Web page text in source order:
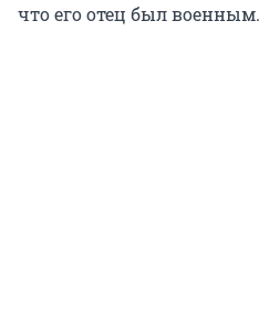
что его отец был военным.